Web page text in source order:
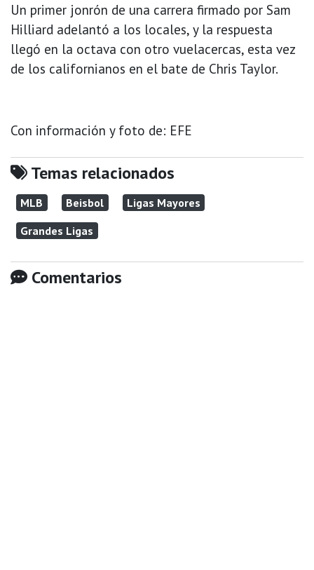
Un primer jonrón de una carrera firmado por Sam
Hilliard adelantó a los locales, y la respuesta
llegó en la octava con otro vuelacercas, esta vez
de los californianos en el bate de Chris Taylor.
Con información y foto de: EFE
Temas relacionados
MLB Beisbol
Ligas Mayores
Grandes Ligas
Comentarios